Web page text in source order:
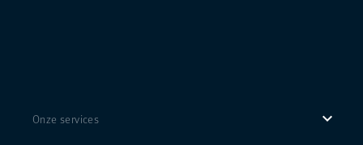
Onze services expand_more